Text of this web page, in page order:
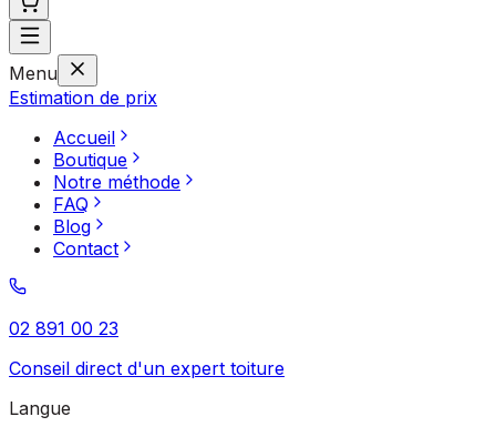
Menu
Estimation de prix
Accueil
Boutique
Notre méthode
FAQ
Blog
Contact
02 891 00 23
Conseil direct d'un expert toiture
Langue